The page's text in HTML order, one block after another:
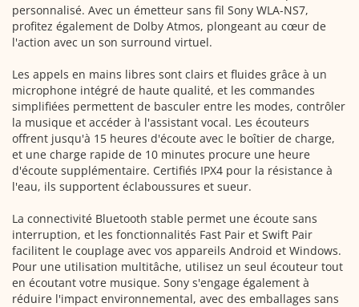
personnalisé. Avec un émetteur sans fil Sony WLA-NS7,
profitez également de Dolby Atmos, plongeant au cœur de
l'action avec un son surround virtuel.
Les appels en mains libres sont clairs et fluides grâce à un
microphone intégré de haute qualité, et les commandes
simplifiées permettent de basculer entre les modes, contrôler
la musique et accéder à l'assistant vocal. Les écouteurs
offrent jusqu'à 15 heures d'écoute avec le boîtier de charge,
et une charge rapide de 10 minutes procure une heure
d'écoute supplémentaire. Certifiés IPX4 pour la résistance à
l'eau, ils supportent éclaboussures et sueur.
La connectivité Bluetooth stable permet une écoute sans
interruption, et les fonctionnalités Fast Pair et Swift Pair
facilitent le couplage avec vos appareils Android et Windows.
Pour une utilisation multitâche, utilisez un seul écouteur tout
en écoutant votre musique. Sony s'engage également à
réduire l'impact environnemental, avec des emballages sans